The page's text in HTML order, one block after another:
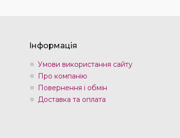
Інформація
Умови використання сайту
Про компанію
Повернення і обмін
Доставка та оплата